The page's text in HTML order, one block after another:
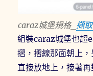
caraz城堡規格_ 擷
組裝caraz城堡也超
摺，摺線那面朝上
直接放地上，接著